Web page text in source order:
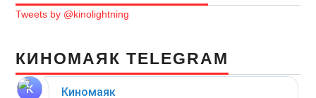
Tweets by @kinolightning
КИНОМАЯК TELEGRAM